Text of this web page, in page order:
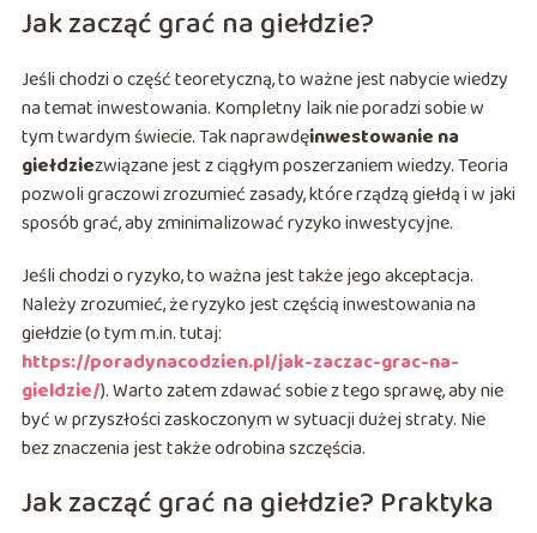
Jak zacząć grać na giełdzie?
Jeśli chodzi o część teoretyczną, to ważne jest nabycie wiedzy
na temat inwestowania. Kompletny laik nie poradzi sobie w
tym twardym świecie. Tak naprawdęinwestowanie na
giełdziezwiązane jest z ciągłym poszerzaniem wiedzy. Teoria
pozwoli graczowi zrozumieć zasady, które rządzą giełdą i w jaki
sposób grać, aby zminimalizować ryzyko inwestycyjne.
Jeśli chodzi o ryzyko, to ważna jest także jego akceptacja.
Należy zrozumieć, że ryzyko jest częścią inwestowania na
giełdzie (o tym m.in. tutaj:
https://poradynacodzien.pl/jak-zaczac-grac-na-
gieldzie/). Warto zatem zdawać sobie z tego sprawę, aby nie
być w przyszłości zaskoczonym w sytuacji dużej straty. Nie
bez znaczenia jest także odrobina szczęścia.
Jak zacząć grać na giełdzie? Praktyka